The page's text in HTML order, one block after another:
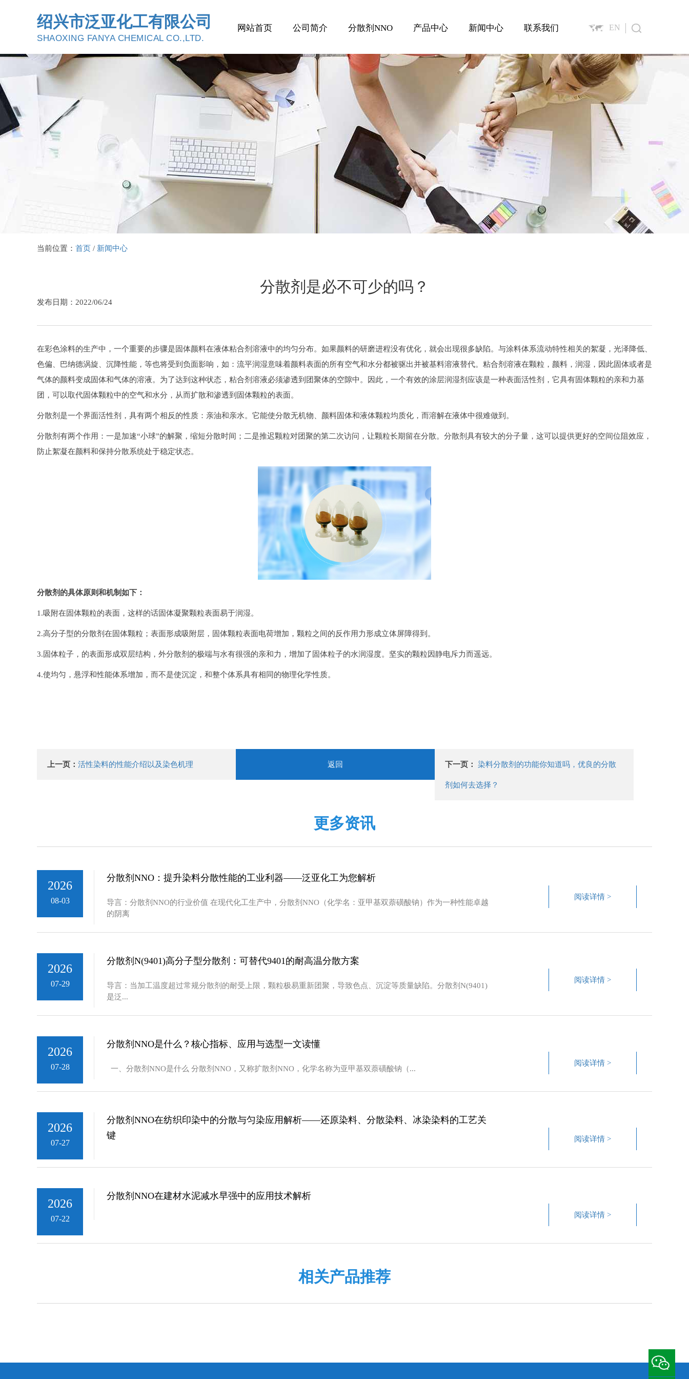
绍兴市泛亚化工有限公司
SHAOXING FANYA CHEMICAL CO.,LTD.
EN
网站首页 公司简介 分散剂NNO 产品中心 新闻中心 联系我们
当前位置： 首页 / 新闻中心
分散剂是必不可少的吗？
发布日期：2022/06/24
在彩色涂料的生产中，一个重要的步骤是固体颜料在液体粘合剂溶液中的均匀分布。如果颜料的研磨进程没有优化，就会出现很多缺陷。与涂料体系流动特性相关的絮凝，光泽降低、
色偏、巴纳德涡旋、沉降性能，等也将受到负面影响，如：流平润湿意味着颜料表面的所有空气和水分都被驱出并被基料溶液替代。粘合剂溶液在颗粒，颜料，润湿，因此固体或者是
气体的颜料变成固体和气体的溶液。为了达到这种状态，粘合剂溶液必须渗透到团聚体的空隙中。因此，一个有效的涂层润湿剂应该是一种表面活性剂，它具有固体颗粒的亲和力基
团，可以取代固体颗粒中的空气和水分，从而扩散和渗透到固体颗粒的表面。
分散剂是一个界面活性剂，具有两个相反的性质：亲油和亲水。它能使分散无机物、颜料固体和液体颗粒均质化，而溶解在液体中很难做到。
分散剂有两个作用：一是加速“小球”的解聚，缩短分散时间；二是推迟颗粒对团聚的第二次访问，让颗粒长期留在分散。分散剂具有较大的分子量，这可以提供更好的空间位阻效应，
防止絮凝在颜料和保持分散系统处于稳定状态。
分散剂的具体原则和机制如下：
1.吸附在固体颗粒的表面，这样的话固体凝聚颗粒表面易于润湿。
2.高分子型的分散剂在固体颗粒；表面形成吸附层，固体颗粒表面电荷增加，颗粒之间的反作用力形成立体屏障得到。
3.固体粒子，的表面形成双层结构，外分散剂的极端与水有很强的亲和力，增加了固体粒子的水润湿度。坚实的颗粒因静电斥力而遥远。
4.使均匀，悬浮和性能体系增加，而不是使沉淀，和整个体系具有相同的物理化学性质。
上一页： 活性染料的性能介绍以及染色机理 返回 下一页： 染料分散剂的功能你知道吗，优良的分散
剂如何去选择？
更多资讯
2026
08-03
分散剂NNO：提升染料分散性能的工业利器——泛亚化工为您解析
导言：分散剂NNO的行业价值 在现代化工生产中，分散剂NNO（化学名：亚甲基双萘磺酸钠）作为一种性能卓越
的阴离
阅读详情 >
2026
07-29
分散剂N(9401)高分子型分散剂：可替代9401的耐高温分散方案
导言：当加工温度超过常规分散剂的耐受上限，颗粒极易重新团聚，导致色点、沉淀等质量缺陷。分散剂N(9401)
是泛...
阅读详情 >
2026
07-28
分散剂NNO是什么？核心指标、应用与选型一文读懂
一、分散剂NNO是什么 分散剂NNO，又称扩散剂NNO，化学名称为亚甲基双萘磺酸钠（...
阅读详情 >
2026
07-27
分散剂NNO在纺织印染中的分散与匀染应用解析——还原染料、分散染料、冰染染料的工艺关
键
阅读详情 >
2026
07-22
分散剂NNO在建材水泥减水早强中的应用技术解析
阅读详情 >
相关产品推荐